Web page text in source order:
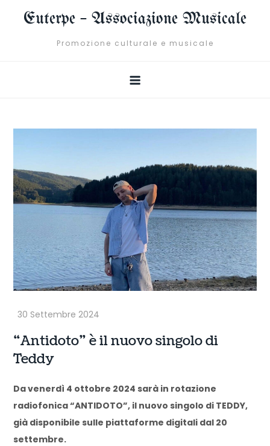
Euterpe – Associazione Musicale
Promozione culturale e musicale
“Antidoto” è il nuovo singolo di
Teddy
Da venerdì 4 ottobre 2024 sarà in rotazione
radiofonica “ANTIDOTO”, il nuovo singolo di TEDDY,
già disponibile sulle piattaforme digitali dal 20
settembre.